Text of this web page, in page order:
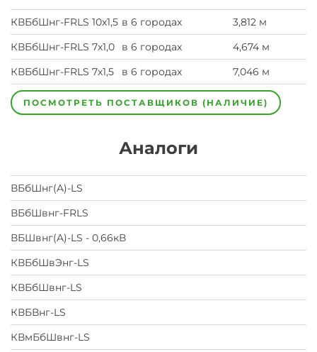
КВБбШнг-FRLS 10х1,5 в 6 городах
3,812 м
КВБбШнг-FRLS 7х1,0
в 6 городах
4,674 м
КВБбШнг-FRLS 7х1,5
в 6 городах 7,046 м
ПОСМОТРЕТЬ ПОСТАВЩИКОВ (НАЛИЧИЕ)
Аналоги
ВБбШнг(A)-LS
ВБбШвнг-FRLS
ВБШвнг(A)-LS - 0,66кВ
КВБбШвЭнг-LS
КВБбШвнг-LS
КВБВнг-LS
КВмБбШвнг-LS